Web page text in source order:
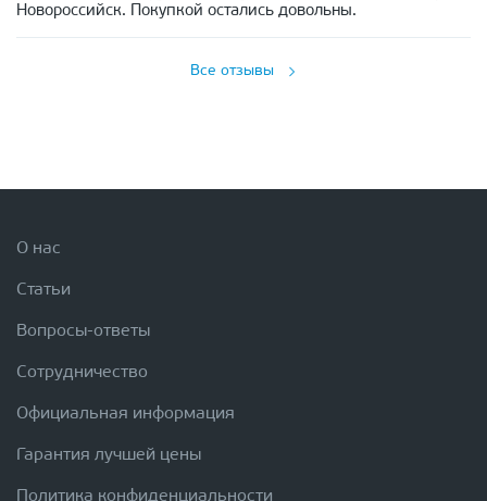
Новороссийск. Покупкой остались довольны.
Все отзывы
О нас
Статьи
Вопросы-ответы
Сотрудничество
Официальная информация
Гарантия лучшей цены
Политика конфиденциальности